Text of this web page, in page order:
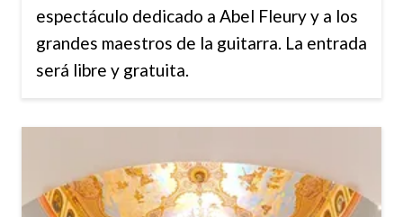
espectáculo dedicado a Abel Fleury y a los
grandes maestros de la guitarra. La entrada
será libre y gratuita.